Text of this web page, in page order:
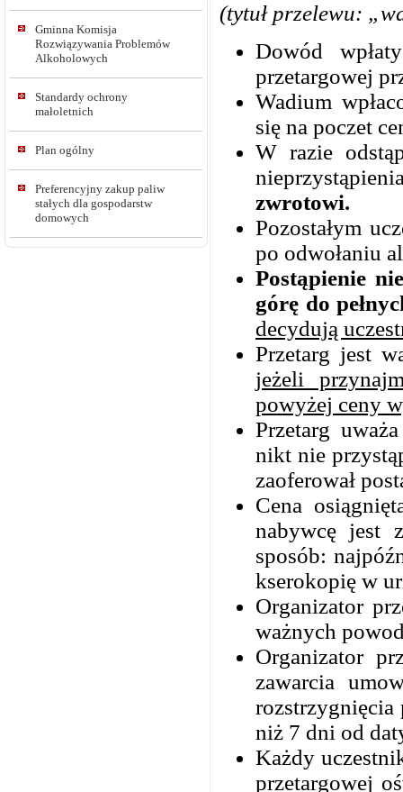
Gminna Komisja
Rozwiązywania Problemów
Alkoholowych
Standardy ochrony
małoletnich
Plan ogólny
Preferencyjny zakup paliw
stałych dla gospodarstw
domowych
(tytuł przelewu:
Dowód
przetargowej
Wadium
się na poczet
W razie
zwrotowi.
Pozostałym
po odwołaniu
Postąpienie
górę do
decydują
Przetarg jest
jeżeli
powyżej ceny
Przetarg
nikt nie
zaoferował
Cena
nabywcę jest
sposób:
kserokopię w
Organizator
ważnych
Organizator
zawarcia
rozstrzygnięcia
niż 7 dni od
Każdy